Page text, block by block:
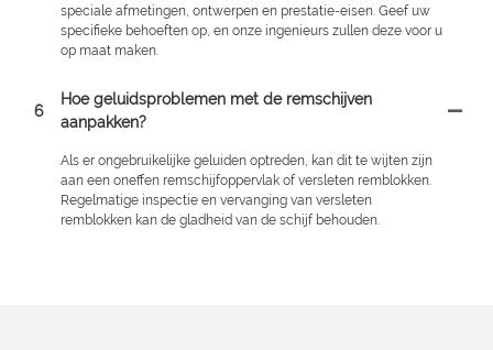
speciale afmetingen, ontwerpen en prestatie-eisen. Geef uw
specifieke behoeften op, en onze ingenieurs zullen deze voor u
op maat maken.
6
Hoe geluidsproblemen met de remschijven
aanpakken?
Als er ongebruikelijke geluiden optreden, kan dit te wijten zijn
aan een oneffen remschijfoppervlak of versleten remblokken.
Regelmatige inspectie en vervanging van versleten
remblokken kan de gladheid van de schijf behouden.